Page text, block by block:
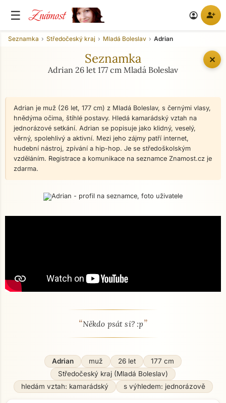
☰ Známost account_circle person_add
✕
Seznamka Středočeský kraj Mladá Boleslav Adrian
Seznamka
Adrian 26 let 177 cm Mladá Boleslav
Adrian je muž (26 let, 177 cm) z Mladá Boleslav, s černými vlasy,
hnědýma očima, štíhlé postavy. Hledá kamarádský vztah na
jednorázové setkání. Adrian se popisuje jako klidný, veselý,
věrný, spolehlivý a aktivní. Mezi jeho zájmy patří internet,
hudební nástroj, zpívání a hip-hop. Je se středoškolským
vzděláním. Registrace a komunikace na seznamce Znamost.cz je
zdarma.
O mně - seznamka profil
“Někdo psát si? :p”
Adrian muž 26 let
177 cm
Středočeský kraj (Mladá Boleslav)
hledám vztah: kamarádský
s výhledem: jednorázově